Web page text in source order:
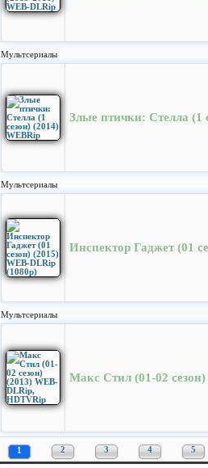
Мультсериалы
Злые птички: Стелла (1
Мультсериалы
Инспектор Гаджет (01
Мультсериалы
Макс Стил (01-02
1 2 3 4 5